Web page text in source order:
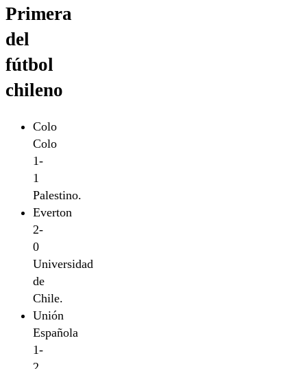
Primera
del
fútbol
chileno
Colo
Colo
1-
1
Palestino.
Everton
2-
0
Universidad
de
Chile.
Unión
Española
1-